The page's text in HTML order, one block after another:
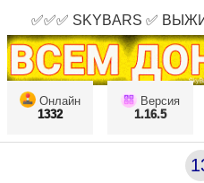
✅✅✅ SKYBARS ✅
Онлайн
1332
Версия
1.16.5